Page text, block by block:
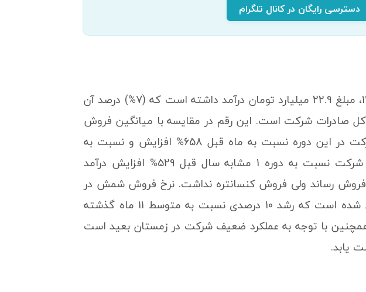
دسترسی رایگان در کانال تلگرام
کاما در دوره یک ماهه منتهی به 29 اسفند ماه 1400، مبلغ 22.9 میلیارد تومان درآمد داشته است که (7%) درصد آن
درصد آن مربوط به کل صادرات شرکت است. این رقم در مقایسه با میانگین فروش
3 ماهه پاییز کاهش 53 درصدی داشته درآمد شرکت در این دوره نسبت به ماه قبل 658% افزایش و نسبت به
میانگین ماه های قبل 66% کاهش داشته است. شرکت نسبت به دوره 1 مشابه سال قبل 529% افزایش درآمد
278 تن شمش روی به فروش رساند ولی فروش کنسانتره نداشت. نرخ فروش شمش در
این ماه برابر با 77 میلیون تومان در هر تن گزارش شده است که رشد 10 درصدی نسبت به متوسط 11 ماه گذشته
با توجه به عملکرد ضعیف شرکت در زمستان بعید است
یابد.